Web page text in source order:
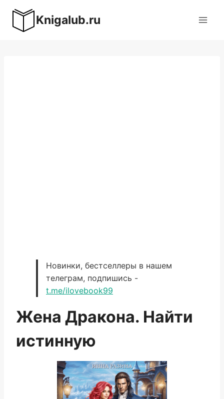
содержимому
Knigalub.ru
Новинки, бестселлеры в нашем
телеграм, подпишись -
t.me/ilovebook99
Жена Дракона. Найти
истинную